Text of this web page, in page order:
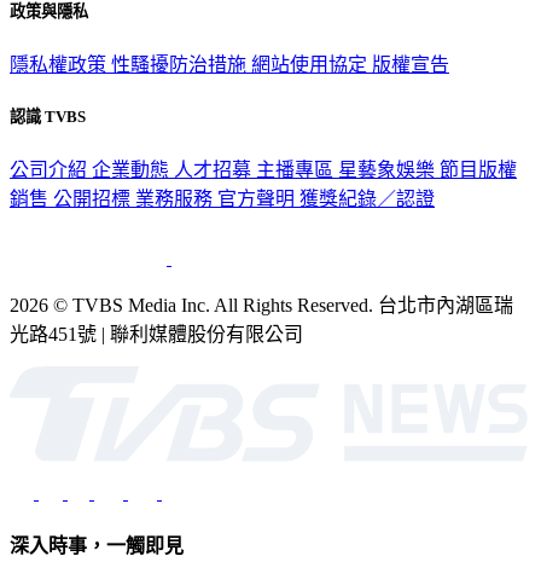
政策與隱私
隱私權政策 性騷擾防治措施 網站使用協定 版權宣告
認識 TVBS
公司介紹 企業動態 人才招募 主播專區 星藝象娛樂 節目版權
銷售 公開招標 業務服務 官方聲明 獲獎紀錄／認證
2026 © TVBS Media Inc. All Rights Reserved. 台北市內湖區瑞
光路451號 | 聯利媒體股份有限公司
深入時事，一觸即見